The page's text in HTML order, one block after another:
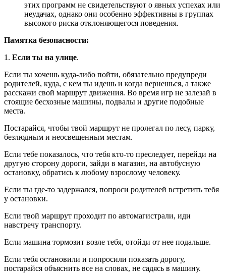
этих программ не свидетельствуют о явных успехах или
неудачах, однако они особенно эффективны в группах
высокого риска отклоняющегося поведения.
Памятка безопасности:
1. Если ты на улице.
Если ты хочешь куда-либо пойти, обязательно предупреди
родителей, куда, с кем ты идешь и когда вернешься, а также
расскажи свой маршрут движения. Во время игр не залезай в
стоящие бесхозные машины, подвалы и другие подобные
места.
Постарайся, чтобы твой маршрут не пролегал по лесу, парку,
безлюдным и неосвещенным местам.
Если тебе показалось, что тебя кто-то преследует, перейди на
другую сторону дороги, зайди в магазин, на автобусную
остановку, обратись к любому взрослому человеку.
Если ты где-то задержался, попроси родителей встретить тебя
у остановки.
Если твой маршрут проходит по автомагистрали, иди
навстречу транспорту.
Если машина тормозит возле тебя, отойди от нее подальше.
Если тебя остановили и попросили показать дорогу,
постарайся объяснить все на словах, не садясь в машину.